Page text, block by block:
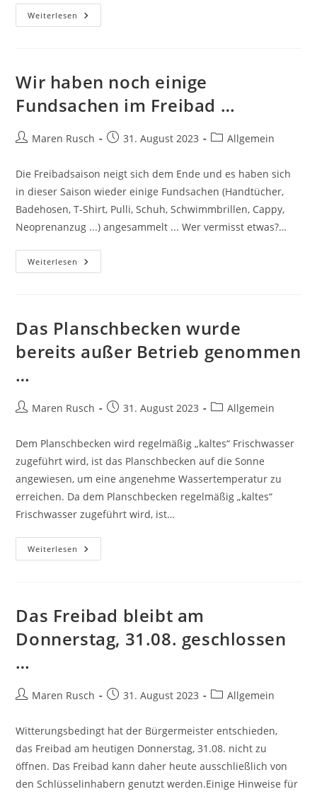
Weiterlesen Freibadsaison
Beendet
Heruntergefahren
…
Wir haben noch einige
Fundsachen im Freibad …
Beitrags-
Maren Rusch
Beitrag31. August 2023
Beitrags-
Allgemein
Die Freibadsaison neigt sich dem Ende und es haben sich
in dieser Saison wieder einige Fundsachen (Handtücher,
Badehosen, T-Shirt, Pulli, Schuh, Schwimmbrillen, Cappy,
Neoprenanzug ...) angesammelt ... Wer vermisst etwas?…
Weiterlesen Wir
Haben
Freibad
…
Das Planschbecken wurde
bereits außer Betrieb genommen
…
Beitrags-
Maren Rusch
Beitrag31. August 2023
Beitrags-
Allgemein
Dem Planschbecken wird regelmäßig „kaltes“ Frischwasser
zugeführt wird, ist das Planschbecken auf die Sonne
angewiesen, um eine angenehme Wassertemperatur zu
erreichen. Da dem Planschbecken regelmäßig „kaltes“
Frischwasser zugeführt wird, ist…
Weiterlesen Das
Planschbecken
Genommen
…
Das Freibad bleibt am
Donnerstag, 31.08. geschlossen
…
Beitrags-
Maren Rusch
Beitrag31. August 2023
Beitrags-
Allgemein
Witterungsbedingt hat der Bürgermeister entschieden,
das Freibad am heutigen Donnerstag, 31.08. nicht zu
öffnen. Das Freibad kann daher heute ausschließlich von
den Schlüsselinhabern genutzt werden.Einige Hinweise für